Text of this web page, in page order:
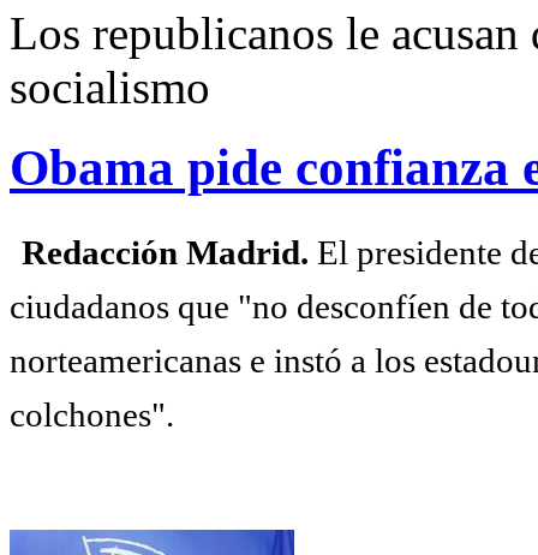
Los republicanos le
socialismo
Obama pide confianza
Redacción Madrid. El presidente
ciudadanos que "no desconfíen de
norteamericanas e instó a los
colchones".